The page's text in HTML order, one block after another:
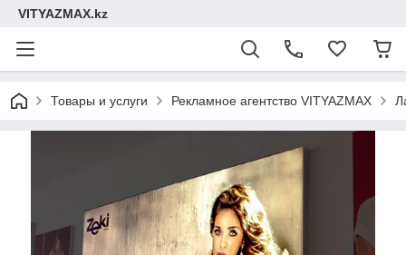
VITYAZMAX.kz
Товары и услуги Рекламное агентство VITYAZMAX